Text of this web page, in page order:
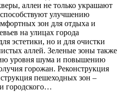
аллеи не только украшают
улучшению
зон для отдыха и
на улицах города
эстетики, но и для очистки
аллей. Зеленые зоны также
уровня шума и повышению
горожан. Реконструкция
пешеходных зон –
городского…